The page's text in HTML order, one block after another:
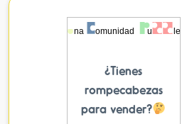
¿Tienes
rompecabezas
para vender?